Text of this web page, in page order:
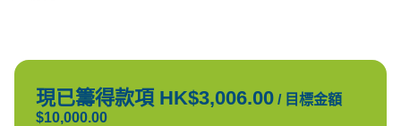
現已籌得款項 HK$3,006.00 / 目標金額
$10,000.00